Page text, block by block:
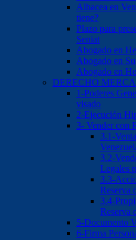
Albacea en
tiene?
Plazo para
Seniat
Abogado en
Abogado en
Abogado en
DERECHO
1-Poderes
visado
2-Ejecución
3- Vender con
3.1-
3.2-
Legales
3.3-
Reserva
3.4-
Reserva
5-Documento
6-Firma